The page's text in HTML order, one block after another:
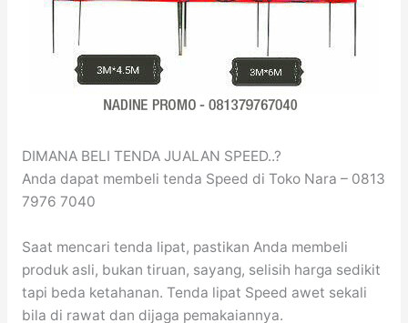
DIMANA BELI TENDA JUALAN SPEED..?
Anda dapat membeli tenda Speed di Toko Nara – 0813
7976 7040
Saat mencari tenda lipat, pastikan Anda membeli
produk asli, bukan tiruan, sayang, selisih harga sedikit
tapi beda ketahanan. Tenda lipat Speed awet sekali
bila di rawat dan dijaga pemakaiannya.